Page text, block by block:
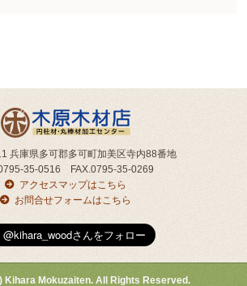
兵庫県多可郡多可町加美区寺内88番地
35-0516 FAX.0795-35-0269
アクセスマップはこちら
お問合せフォームはこちら
Kihara Mokuzaiten. All Rights Reserved.